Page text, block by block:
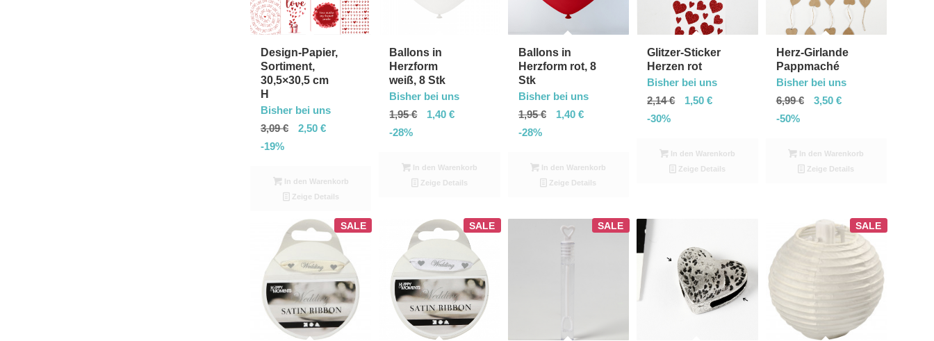
Design-Papier,
Sortiment,
30,5×30,5 cm
H
Bisher bei uns
3,09€ 2,50 €
-19%
In den Warenkorb
Zeige Details
Ballons in
Herzform
weiß, 8 Stk
Bisher bei uns
1,95€ 1,40€
-28%
In den Warenkorb
Zeige Details
Ballons in
Herzform rot, 8
Stk
Bisher bei uns
1,95€ 1,40 €
-28%
In den Warenkorb
Zeige Details
Glitzer-Sticker
Herzen rot
Bisher bei uns
2,14€ 1,50€
-30%
In den Warenkorb
Zeige Details
Herz-Girlande
Pappmaché
Bisher bei uns
6,99€ 3,50 €
-50%
In den Warenkorb
Zeige Details
SALE SALE SALE SALE